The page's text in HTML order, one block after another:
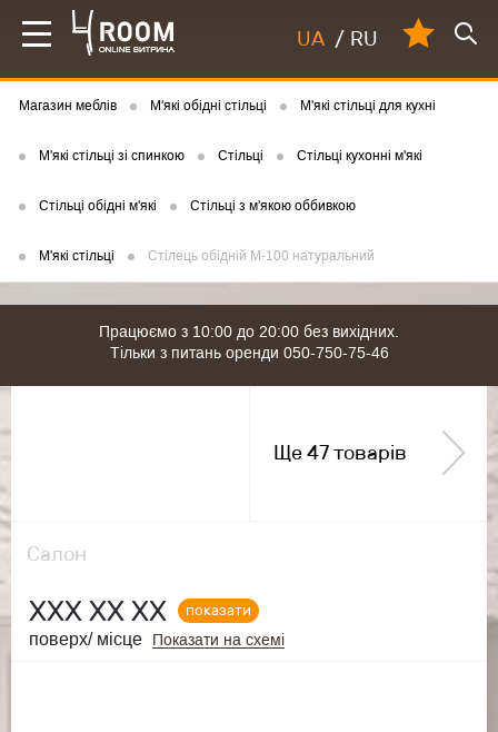
UA / RU
Магазин меблів М'які обідні стільці М'які стільці для кухні
М'які стільці зі спинкою Стільці Стільці кухонні м'які
Стільці обідні м'які Стільці з м'якою оббивкою
М'які стільці Стілець обідній М-100 натуральний
Працюємо з 10:00 до 20:00 без вихідних.
Тільки з питань оренди 050-750-75-46
Салон
ХХХ ХХ ХХ
показати
поверх/ місце
Показати на схемі
Ще 47 товарів